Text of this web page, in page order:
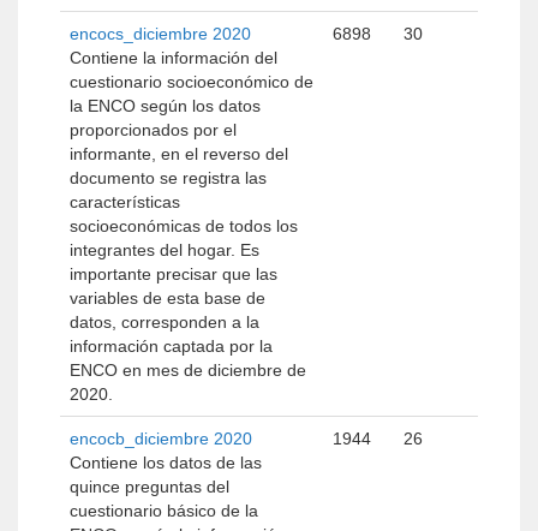
encocs_diciembre 2020
Contiene la información del
cuestionario socioeconómico de
la ENCO según los datos
proporcionados por el
informante, en el reverso del
documento se registra las
características
socioeconómicas de todos los
integrantes del hogar. Es
importante precisar que las
variables de esta base de
datos, corresponden a la
información captada por la
ENCO en mes de diciembre de
2020.
6898 30
encocb_diciembre 2020
Contiene los datos de las
quince preguntas del
cuestionario básico de la
1944 26